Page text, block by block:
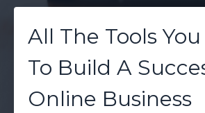
All The Tools
To Build A
Online Business